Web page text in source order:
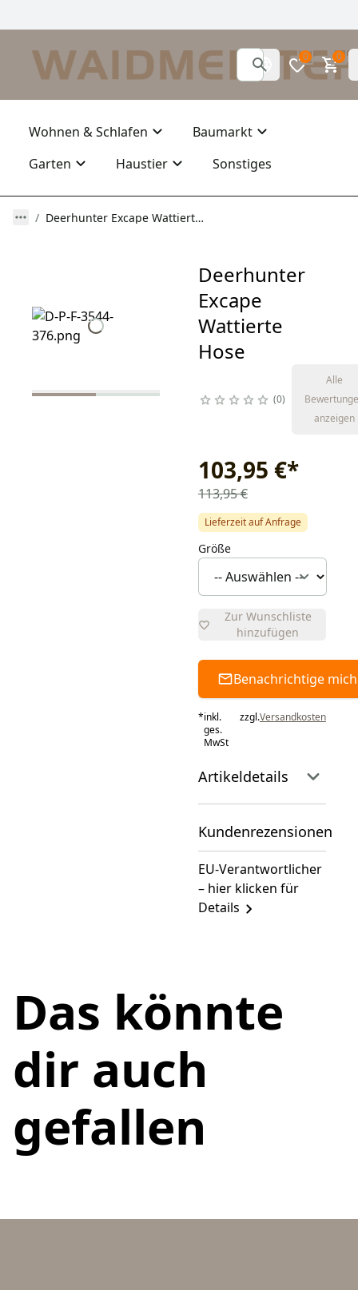
0 0
Wohnen & Schlafen
Baumarkt
Garten
Haustier Sonstiges
Deerhunter Excape Wattierte Hose
Deerhunter
Excape
Wattierte
Hose
0
Alle
anzeigen
103,95 €*
113,95 €
Lieferzeit auf Anfrage
Größe
Zur Wunschliste
hinzufügen
Benachrichtige mich
*inkl.
ges.
MwSt
zzgl.Versandkosten
Artikeldetails
Kundenrezensionen
EU-Verantwortlicher
– hier klicken für
Details
Das könnte
dir auch
gefallen